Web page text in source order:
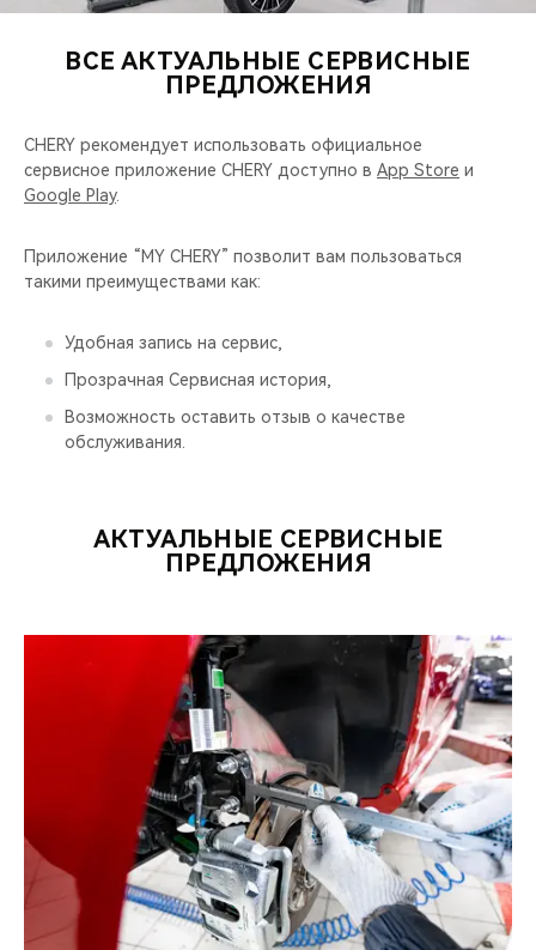
CHERY И СПОРТ
ВИДЕООБЗОРЫ
CHERY ДЛЯ ДЕТЕЙ
ВСЕ АКТУАЛЬНЫЕ СЕРВИСНЫЕ
ПРЕДЛОЖЕНИЯ
CHERY рекомендует использовать официальное
сервисное приложение CHERY доступно в App Store и
Google Play.
Приложение “MY CHERY” позволит вам пользоваться
такими преимуществами как:
Удобная запись на сервис,
Прозрачная Сервисная история,
Возможность оставить отзыв о качестве
обслуживания.
АКТУАЛЬНЫЕ СЕРВИСНЫЕ
ПРЕДЛОЖЕНИЯ